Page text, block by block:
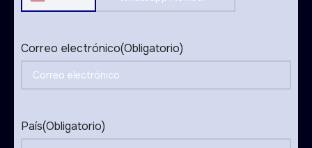
Correo electrónico(Obligatorio)
País(Obligatorio)